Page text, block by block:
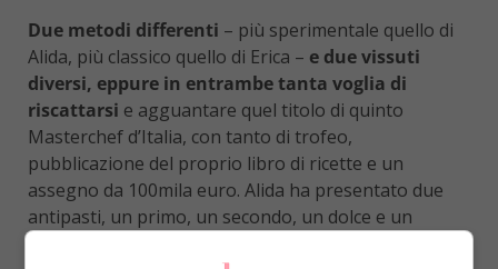
Due metodi differenti – più sperimentale quello di
Alida, più classico quello di Erica – e due vissuti
diversi, eppure in entrambe tanta voglia di
riscattarsi e agguantare quel titolo di quinto
Masterchef d’Italia, con tanto di trofeo,
pubblicazione del proprio libro di ricette e un
assegno da 100mila euro. Alida ha presentato due
antipasti, un primo, un secondo, un dolce e un